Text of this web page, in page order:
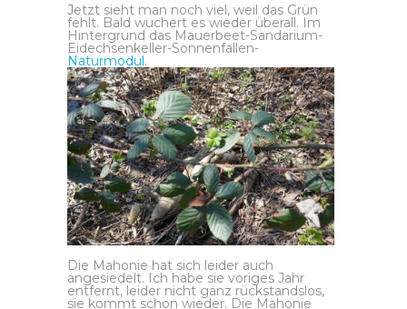
Jetzt sieht man noch viel, weil das Grün
fehlt. Bald wuchert es wieder überall. Im
Hintergrund das Mauerbeet-Sandarium-
Eidechsenkeller-Sonnenfallen-
Naturmodul.
Die Mahonie hat sich leider auch
angesiedelt. Ich habe sie voriges Jahr
entfernt, leider nicht ganz rückstandslos,
sie kommt schon wieder. Die Mahonie